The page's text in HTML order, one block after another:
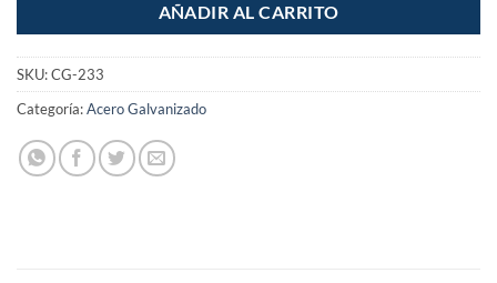
AÑADIR AL CARRITO
SKU:CG-233
Categoría:Acero Galvanizado